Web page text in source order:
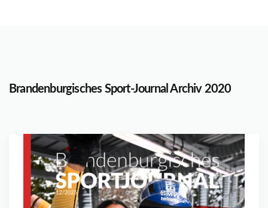
Brandenburgisches Sport-Journal Archiv 2020